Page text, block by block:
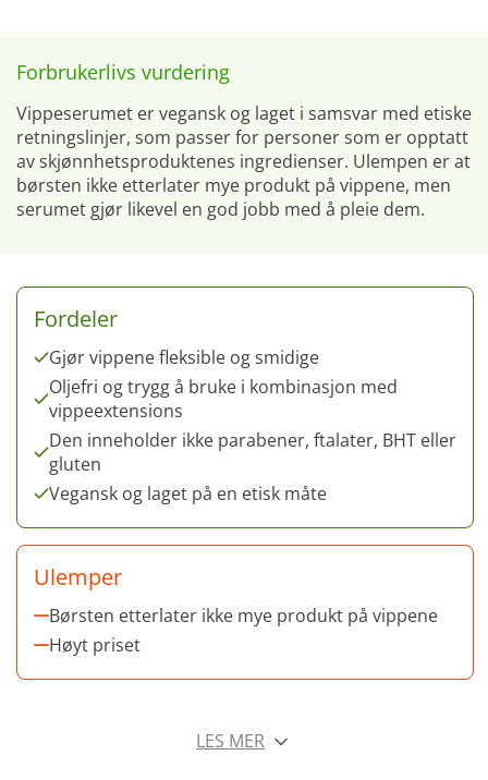
Forbrukerlivs vurdering
Vippeserumet er vegansk og laget i samsvar med etiske
retningslinjer, som passer for personer som er opptatt
av skjønnhetsproduktenes ingredienser. Ulempen er at
børsten ikke etterlater mye produkt på vippene, men
serumet gjør likevel en god jobb med å pleie dem.
Fordeler
Gjør vippene fleksible og smidige
Oljefri og trygg å bruke i kombinasjon med
vippeextensions
Den inneholder ikke parabener, ftalater, BHT eller
gluten
Vegansk og laget på en etisk måte
Ulemper
Børsten etterlater ikke mye produkt på vippene
Høyt priset
LES MER